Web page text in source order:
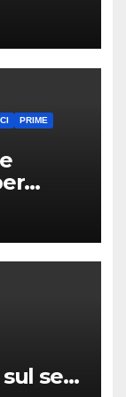
PRIME
set